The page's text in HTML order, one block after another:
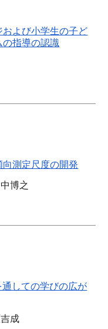
よび小学生の子ど
の指導の認識
測定尺度の開発
博之
しての学びの広が
成